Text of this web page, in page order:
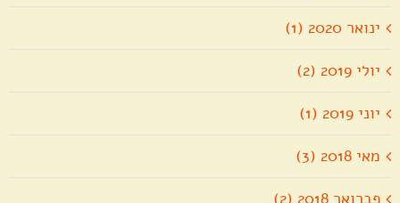
ינואר 2020 (1)
יולי 2019 (2)
יוני 2019 (1)
מאי 2018 (3)